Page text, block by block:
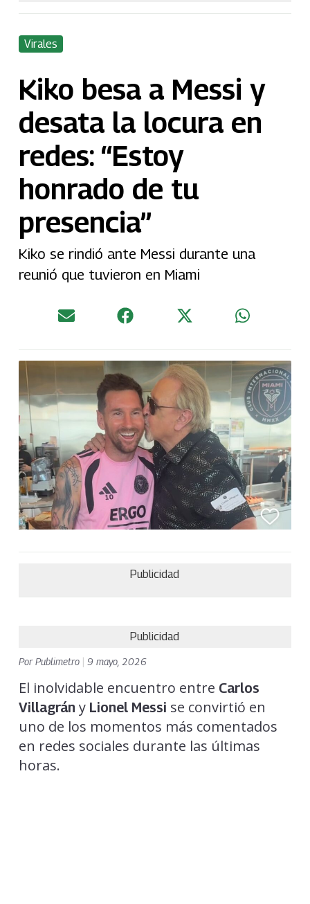
Virales
Kiko besa a Messi y
desata la locura en
redes: “Estoy
honrado de tu
presencia”
Kiko se rindió ante Messi durante una
reunió que tuvieron en Miami
Publicidad
Publicidad
PorPublimetro 9 mayo, 2026
El inolvidable encuentro entre Carlos
Villagrán y Lionel Messi se convirtió en
uno de los momentos más comentados
en redes sociales durante las últimas
horas.